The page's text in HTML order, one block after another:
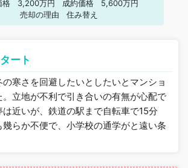
格 3,200万円 成約価格
5,600万円
売却の理由
住み替え
ート
寒さを回避したいとしたいとマンショ
。立地が不利で引き合いの有無が心配で
は近いが、鉄道の駅まで自転車で15分
らか不便で、小学校の通学がと遠い条